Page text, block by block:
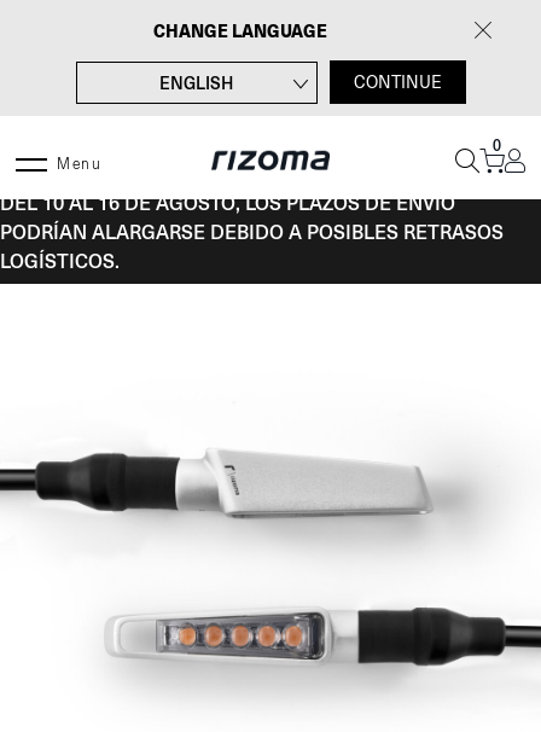
contenido
CHANGE LANGUAGE
ENGLISH
DEUTSCH
ITALIANO
CONTINUE
Menu
0
DEL 10 AL 16 DE AGOSTO, LOS PLAZOS DE ENVÍO
PODRÍAN ALARGARSE DEBIDO A POSIBLES RETRASOS
LOGÍSTICOS.